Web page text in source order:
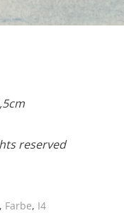
reserved
Farbe, I4